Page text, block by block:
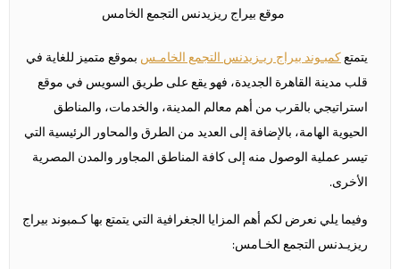
موقع بيراج ريزيدنس التجمع الخامس
يتمتعكمبـوند بيراج ريـزيدنس التجمع الخامـسبموقع متميز للغاية في
قلب مدينة القاهرة الجديدة، فهو يقع على طريق السويس في موقع
استراتيجي بالقرب من أهم معالم المدينة، والخدمات، والمناطق
الحيوية الهامة، بالإضافة إلى العديد من الطرق والمحاور الرئيسية التي
تيسر عملية الوصول منه إلى كافة المناطق المجاور والمدن المصرية
الأخرى.
وفيما يلي نعرض لكم أهم المزايا الجغرافية التي يتمتع بها كـمبوند بيراج
ريزيـدنس التجمع الخـامس: